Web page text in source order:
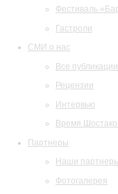
Фестиваль
Гастроли
СМИ о нас
Все публикации
Рецензии
Интервью
Время
Партнеры
Наши
Фотогалерея